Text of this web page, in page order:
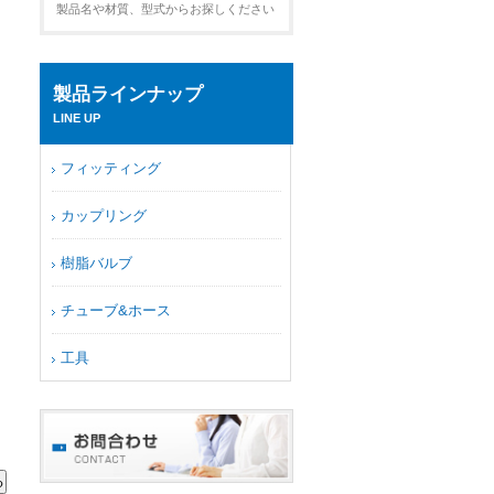
製品名や材質、型式からお探しください
製品ラインナップ
LINE UP
フィッティング
カップリング
樹脂バルブ
チューブ&ホース
工具